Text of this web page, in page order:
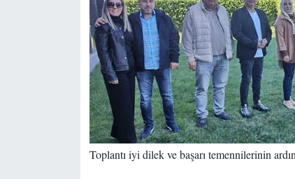
Toplantı iyi dilek ve başarı temennilerinin